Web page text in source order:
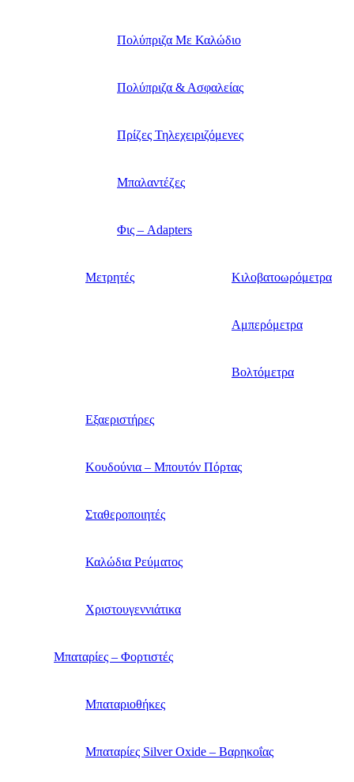
Πολύπριζα Με Καλώδιο
Πολύπριζα & Ασφαλείας
Πρίζες Τηλεχειριζόμενες
Μπαλαντέζες
Φις – Adapters
Μετρητές Κιλοβατοωρόμετρα
Αμπερόμετρα
Βολτόμετρα
Εξαεριστήρες
Κουδούνια – Μπουτόν Πόρτας
Σταθεροποιητές
Καλώδια Ρεύματος
Χριστουγεννιάτικα
Μπαταρίες – Φορτιστές
Μπαταριοθήκες
Μπαταρίες Silver Oxide – Βαρηκοΐας